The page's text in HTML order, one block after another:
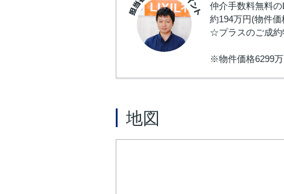
仲介手数料無料
約194万円(物件
☆プラスのご成約
※物件価格6299万
地図